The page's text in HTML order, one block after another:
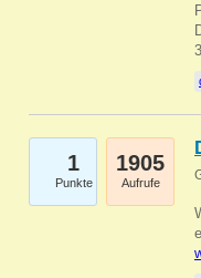
1
Punkte
1905
Aufrufe